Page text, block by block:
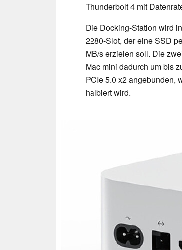
Thunderbolt 4 mit
Die Docking-Station wird
2280-Slot, der eine SSD
MB/s erzielen soll. Die
Mac mini dadurch um bis
PCIe 5.0 x2 angebunden,
halbiert wird.